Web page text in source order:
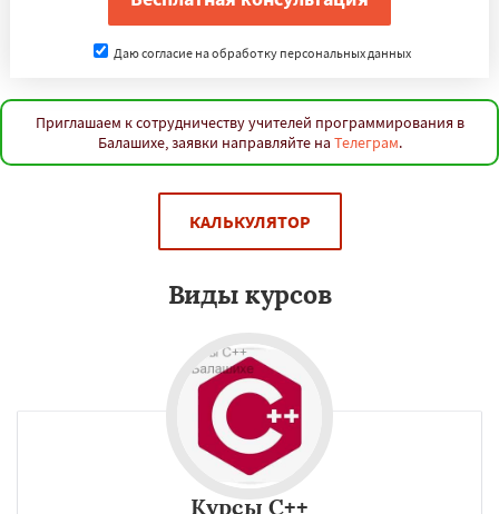
Даю согласие на обработку персональных данных
Приглашаем к сотрудничеству учителей программирования в
Балашихе, заявки направляйте на Телеграм.
КАЛЬКУЛЯТОР
Виды курсов
Курсы C++